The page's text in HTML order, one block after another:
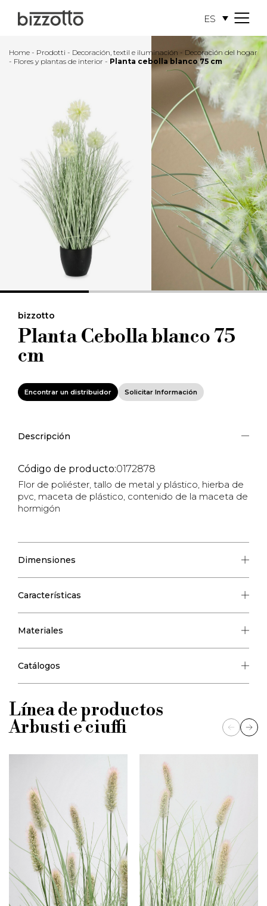
ES
M
e
u
Home - Prodotti - Decoración, textil e iluminación - Decoración del hogar
- Flores y plantas de interior - Planta cebolla blanco 75 cm
bizzotto
Planta Cebolla blanco 75
cm
Encontrar un distribuidor Solicitar Información
Descripción
Código de producto:0172878
Flor de poliéster, tallo de metal y plástico, hierba de
pvc, maceta de plástico, contenido de la maceta de
hormigón
Dimensiones
Características
Materiales
Catálogos
Línea de productos
Arbusti e ciuffi